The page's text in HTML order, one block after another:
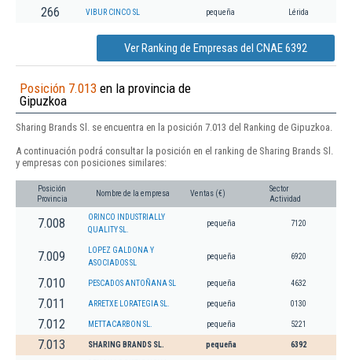
266 VIBUR CINCO SL pequeña Lérida
Ver Ranking de Empresas del CNAE 6392
Posición 7.013 en la provincia de
Gipuzkoa
Sharing Brands Sl. se encuentra en la posición 7.013 del Ranking de Gipuzkoa.
A continuación podrá consultar la posición en el ranking de Sharing Brands Sl.
y empresas con posiciones similares:
Posición
Provincia
Nombre de la empresa Ventas (€)
Sector
Actividad
7.008
ORINCO INDUSTRIALLY
QUALITY SL.
pequeña 7120
7.009
LOPEZ GALDONA Y
ASOCIADOS SL
pequeña 6920
7.010 PESCADOS ANTOÑANA SL pequeña 4632
7.011 ARRETXE LORATEGIA SL. pequeña 0130
7.012 METTACARBON SL. pequeña 5221
7.013 SHARING BRANDS SL. pequeña 6392